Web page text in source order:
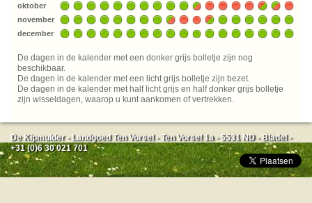
oktober
november
december
De dagen in de kalender met een donker grijs bolletje zijn nog
beschikbaar.
De dagen in de kalender met een licht grijs bolletje zijn bezet.
De dagen in de kalender met half licht grijs en half donker grijs bolletje
zijn wisseldagen, waarop u kunt aankomen of vertrekken.
De Kipmulder - Landgoed Ten Vorsel - Ten Vorsel 1a - 5531 ND - Bladel -
+31 (0)6 30 021 701